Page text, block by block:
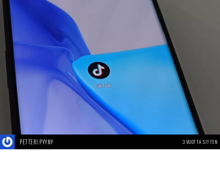
PETTERI PYYNY 3 VUOTTA SITTEN